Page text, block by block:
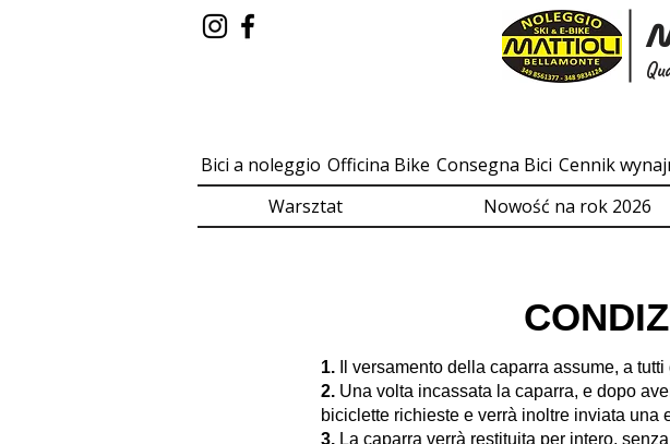
Bici a noleggio Officina Bike Consegna Bici Cennik
Warsztat
Nowość na rok 2026
1. Il versamento della caparra assume, a
2. Una volta incassata la caparra, e dopo
biciclette richieste e verrà inoltre inviata una
3. La caparra verrà restituita per intero,